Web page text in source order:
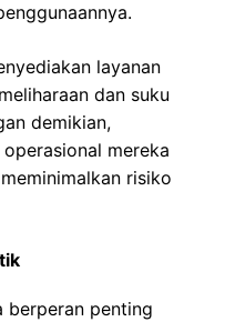
layanan
dan suku
demikian,
mereka
risiko
berperan penting